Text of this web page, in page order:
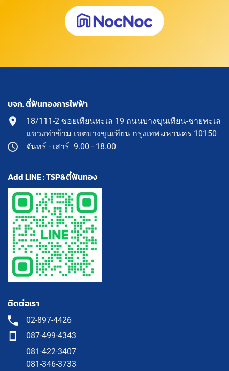
บจก. ตี๋ฟันทองการไฟฟ้า
18/111-2 ซอยเทียนทะเล 19 ถนนบางขุนเทียน-ชายทะเล
แขวงท่าข้าม เขตบางขุนเทียน กรุงเทพมหานคร 10150
จันทร์ - เสาร์ 9.00 - 18.00
Add LINE : TSP&ตี๋ฟันทอง
ติดต่อเรา
02-897-4426
087-499-4343
081-422-3407
081-346-3733